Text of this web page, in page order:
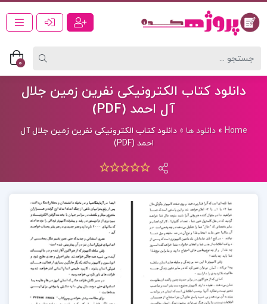
0
دانلود کتاب الکترونیکی نفرین زمین جلال
آل احمد (PDF)
Home
»دانلود ها »دانلود کتاب الکترونیکی نفرین زمین جلال آل
احمد (PDF)